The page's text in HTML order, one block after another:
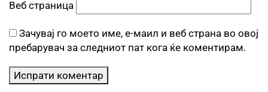
Веб страница
Зачувај го моето име, е-маил и веб страна во овој
пребарувач за следниот пат кога ќе коментирам.